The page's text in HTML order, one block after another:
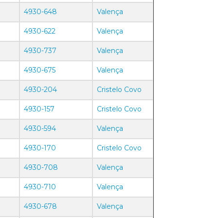
4930-648 Valença
4930-622 Valença
4930-737 Valença
4930-675 Valença
4930-204 Cristelo Covo
4930-157 Cristelo Covo
4930-594 Valença
4930-170 Cristelo Covo
4930-708 Valença
4930-710 Valença
4930-678 Valença